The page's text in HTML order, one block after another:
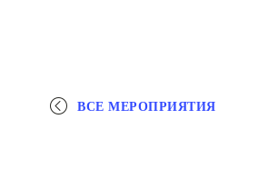
ВСЕ МЕРОПРИЯТИЯ